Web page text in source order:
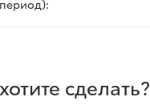
сделать?